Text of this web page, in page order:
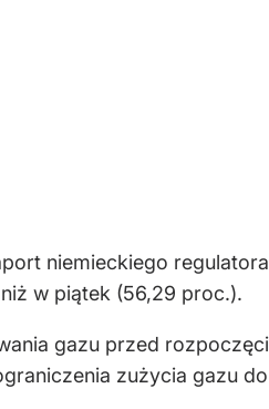
niemieckiego
w piątek (56,29 proc.).
gazu przed
zużycia gazu